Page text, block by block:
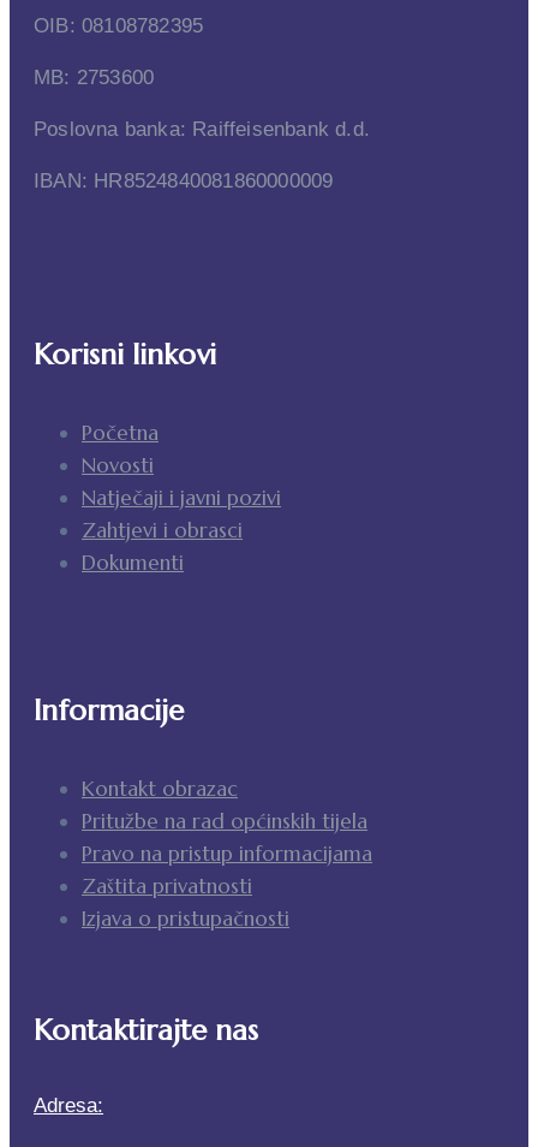
OIB: 08108782395
MB: 2753600
Poslovna banka: Raiffeisenbank d.d.
IBAN: HR8524840081860000009
Korisni linkovi
Početna
Novosti
Natječaji i javni pozivi
Zahtjevi i obrasci
Dokumenti
Informacije
Kontakt obrazac
Pritužbe na rad općinskih tijela
Pravo na pristup informacijama
Zaštita privatnosti
Izjava o pristupačnosti
Kontaktirajte nas
Adresa: